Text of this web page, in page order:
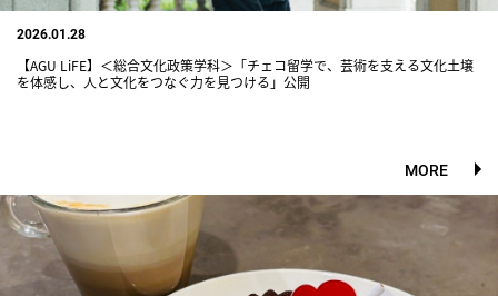
2026.01.28
【AGU LiFE】＜総合文化政策学科＞「チェコ留学で、芸術を支える文化土壌
を体感し、人と文化をつなぐ力を見つける」公開
MORE